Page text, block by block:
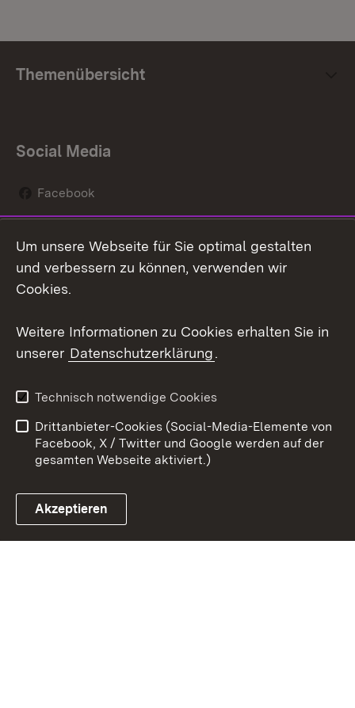
Themenübersicht
Social Media
Facebook
Social Wall
Youtube
Link zum Landesportal
Kontakt
Datenschutz
Barrierefreiheit
Impressum Cookies
Um unsere Webseite für Sie optimal gestalten
und verbessern zu können, verwenden wir
Cookies.
Weitere Informationen zu Cookies erhalten Sie in
unserer Datenschutzerklärung.
Technisch notwendige Cookies
Drittanbieter-Cookies (Social-Media-Elemente von
Facebook, X / Twitter und Google werden auf der
gesamten Webseite aktiviert.)
Akzeptieren